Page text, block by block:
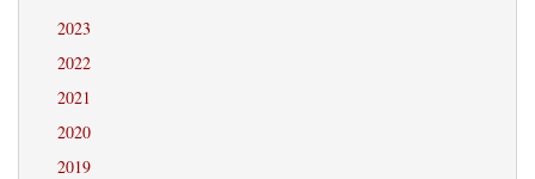
2023
2022
2021
2020
2019